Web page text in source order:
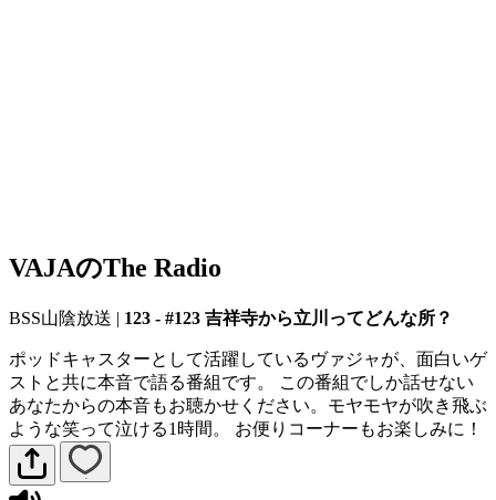
VAJAのThe Radio
BSS山陰放送 | 123 - #123 吉祥寺から立川ってどんな所？
ポッドキャスターとして活躍しているヴァジャが、面白いゲ
ストと共に本音で語る番組です。 この番組でしか話せない
あなたからの本音もお聴かせください。モヤモヤが吹き飛ぶ
ような笑って泣ける1時間。 お便りコーナーもお楽しみに！